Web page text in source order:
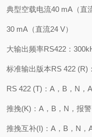
典型空载电流40 mA（直
30 mA（直流24 V）
大输出频率RS422：
标准输出版本RS 422 (R)
RS 422 (T)：A，B，N，
推挽(K)：A，B，N，报警
推挽互补(I)：A，B，N，